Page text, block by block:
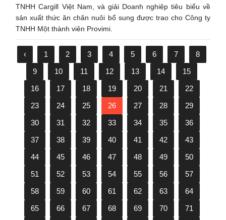
TNHH Cargill Việt Nam, và giải Doanh nghiệp tiêu biểu về
sản xuất thức ăn chăn nuôi bổ sung được trao cho Công ty
TNHH Một thành viên Provimi.
‹ 1 2 3 4 5 6 7
8
9
10 11 12 13 14
15
16
17 18 19 20 21
22
23
24 25 26 27 28
29
30
31 32 33 34 35
36
37
38 39 40 41 42
43
44
45 46 47 48 49
50
51
52 53 54 55 56
57
58
59 60 61 62 63
64
65
66 67 68 69 70
71